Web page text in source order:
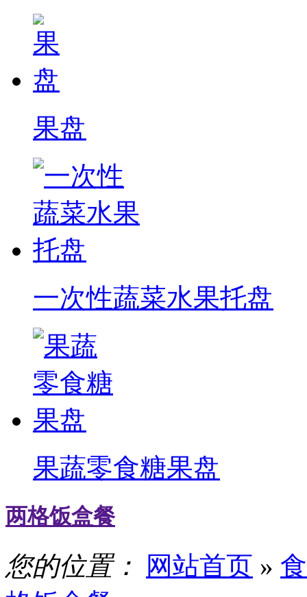
果盘
一次性蔬菜水果托盘
果蔬零食糖果盘
两格饭盒餐
您的位置： 网站首页 »